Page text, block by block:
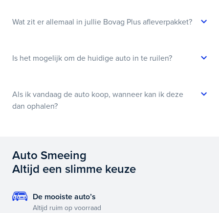
Wat zit er allemaal in jullie Bovag Plus afleverpakket?
Is het mogelijk om de huidige auto in te ruilen?
Als ik vandaag de auto koop, wanneer kan ik deze
dan ophalen?
Auto Smeeing
Altijd een slimme keuze
De mooiste auto’s
Altijd ruim op voorraad